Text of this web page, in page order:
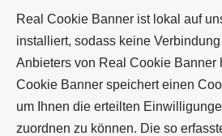
Real Cookie Banner ist lokal auf
installiert, sodass keine
Anbieters von Real Cookie Banner
Cookie Banner speichert einen
um Ihnen die erteilten
zuordnen zu können. Die so